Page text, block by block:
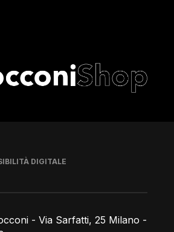
- Via Sarfatti, 25 Milano -
DIGITALE